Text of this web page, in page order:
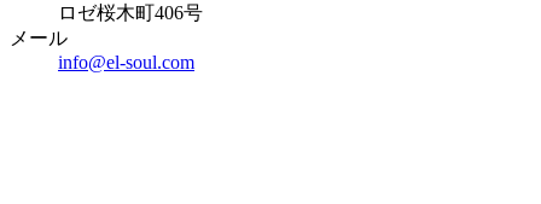
ロゼ桜木町406号
メール
info@el-soul.com